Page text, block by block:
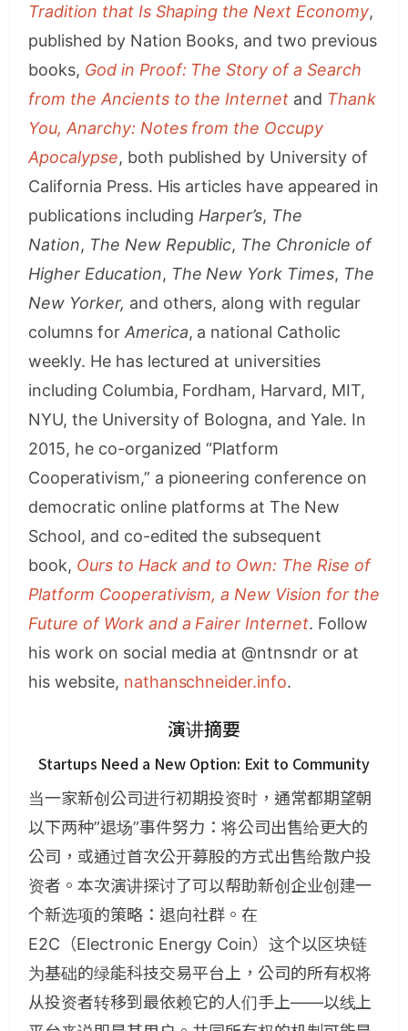
Tradition that Is Shaping the Next Economy,
published by Nation Books, and two previous
books, God in Proof: The Story of a Search
from the Ancients to the Internet and Thank
You, Anarchy: Notes from the Occupy
Apocalypse, both published by University of
California Press. His articles have appeared in
publications including Harper’s, The
Nation, The New Republic, The Chronicle of
Higher Education, The New York Times, The
New Yorker, and others, along with regular
columns for America, a national Catholic
weekly. He has lectured at universities
including Columbia, Fordham, Harvard, MIT,
NYU, the University of Bologna, and Yale. In
2015, he co-organized “Platform
Cooperativism,” a pioneering conference on
democratic online platforms at The New
School, and co-edited the subsequent
book, Ours to Hack and to Own: The Rise of
Platform Cooperativism, a New Vision for the
Future of Work and a Fairer Internet. Follow
his work on social media at @ntnsndr or at
his website, nathanschneider.info.
演讲摘要
Startups Need a New Option: Exit to Community
当一家新创公司进行初期投资时，通常都期望朝
以下两种”退场”事件努力：将公司出售给更大的
公司，或通过首次公开募股的方式出售给散户投
资者。本次演讲探讨了可以帮助新创企业创建一
个新选项的策略：退向社群。在
E2C（Electronic Energy Coin）这个以区块链
为基础的绿能科技交易平台上，公司的所有权将
从投资者转移到最依赖它的人们手上——以线上